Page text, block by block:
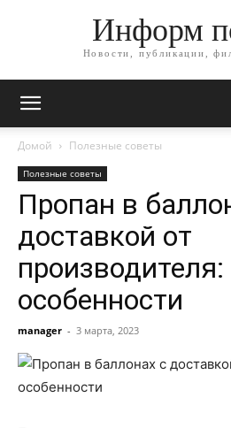
Информ
Новости, публикации,
Домой Полезные советы
Полезные советы
Пропан в
доставкой от
производителя:
особенности
manager - 3 марта, 2023